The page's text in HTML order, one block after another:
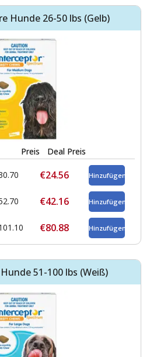
Hunde 26-50 lbs (Gelb)
Preis Deal Preis
€24.56
€42.16
€80.88
51-100 lbs (Weiß)